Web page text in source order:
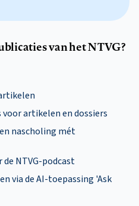
van het NTVG?
artikelen en dossiers
nascholing mét
NTVG-podcast
via de AI-toepassing 'Ask